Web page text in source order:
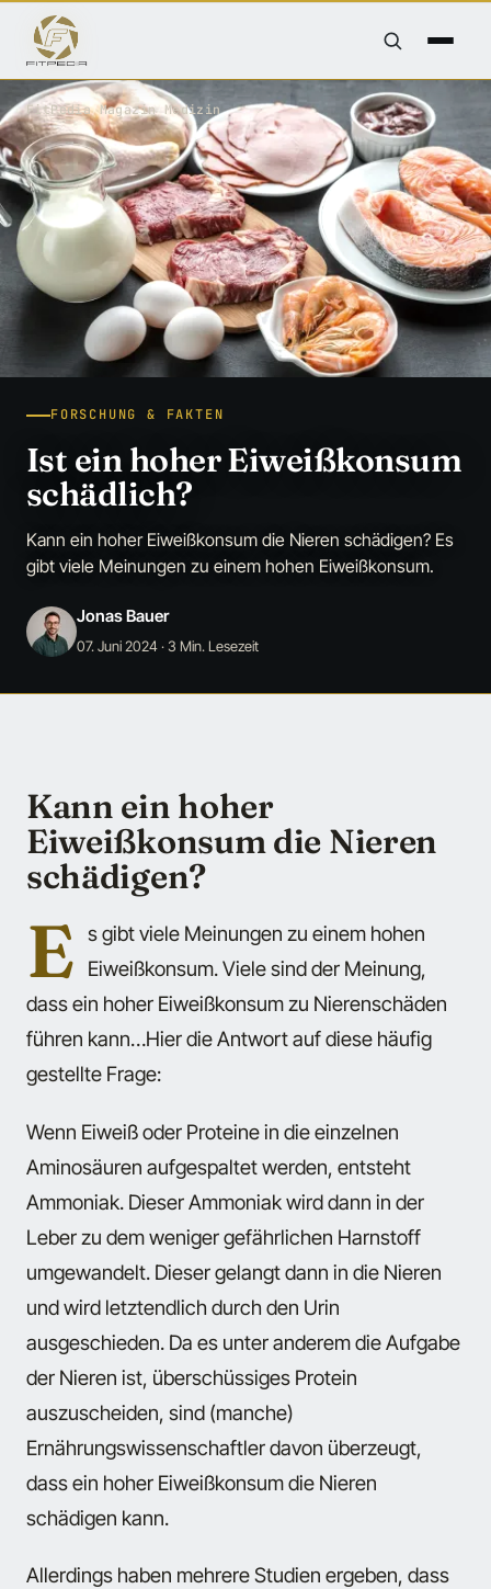
FitPedia/Magazin/ Medizin
FORSCHUNG & FAKTEN
Ist ein hoher Eiweißkonsum
schädlich?
Kann ein hoher Eiweißkonsum die Nieren schädigen? Es
gibt viele Meinungen zu einem hohen Eiweißkonsum.
Jonas Bauer
07. Juni 2024· 3 Min. Lesezeit
Kann ein hoher
Eiweißkonsum die Nieren
schädigen?
E s gibt viele Meinungen zu einem hohen
Eiweißkonsum. Viele sind der Meinung,
dass ein hoher Eiweißkonsum zu Nierenschäden
führen kann…Hier die Antwort auf diese häufig
gestellte Frage:
Wenn Eiweiß oder Proteine in die einzelnen
Aminosäuren aufgespaltet werden, entsteht
Ammoniak. Dieser Ammoniak wird dann in der
Leber zu dem weniger gefährlichen Harnstoff
umgewandelt. Dieser gelangt dann in die Nieren
und wird letztendlich durch den Urin
ausgeschieden. Da es unter anderem die Aufgabe
der Nieren ist, überschüssiges Protein
auszuscheiden, sind (manche)
Ernährungswissenschaftler davon überzeugt,
dass ein hoher Eiweißkonsum die Nieren
schädigen kann.
Allerdings haben mehrere Studien ergeben, dass